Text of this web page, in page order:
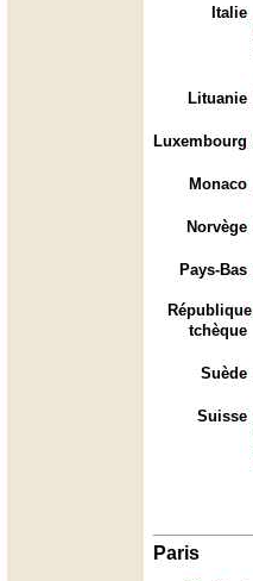
Italie
Lituanie
Luxembourg
Monaco
Norvège
Pays-Bas
République
tchèque
Suède
Suisse
Paris